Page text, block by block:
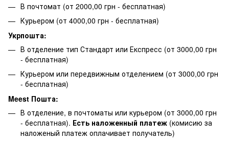
В почтомат (от 2000,00 грн - бесплатная)
Курьером (от 4000,00 грн - бесплатная)
Укрпошта:
В отделение тип Стандарт или Експресс (от 3000,00 грн
- бесплатная)
Курьером или передвижным отделением (от 3000,00 грн
- бесплатная)
Meest Пошта:
В отделение, в почтоматы или курьером (от 3000,00 грн
- бесплатная). Есть наложенный платеж (комисию за
наложеный платеж оплачивает получатель)